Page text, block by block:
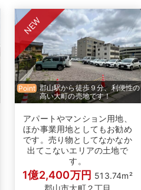
NEW
アパートやマンション用地、
ほか事業用地としてもお勧め
です。売り物としてなかなか
出てこないエリアの土地で
す。
1億2,400万円 513.74m²
Point 郡山駅から徒歩９分、利便性の
高い大町の売地です！